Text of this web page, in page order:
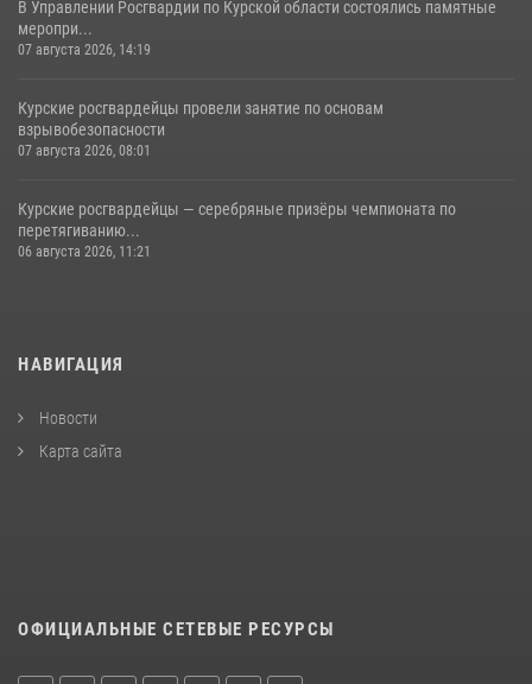
В Управлении Росгвардии по Курской области состоялись памятные
меропри...
07 августа 2026, 14:19
Курские росгвардейцы провели занятие по основам
взрывобезопасности
07 августа 2026, 08:01
Курские росгвардейцы — серебряные призёры чемпионата по
перетягиванию...
06 августа 2026, 11:21
НАВИГАЦИЯ
Новости
Карта сайта
ОФИЦИАЛЬНЫЕ СЕТЕВЫЕ РЕСУРСЫ